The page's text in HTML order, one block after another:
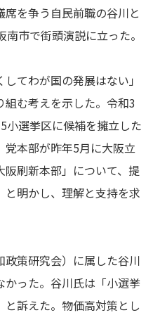
を争う自民前職の谷川と
市で街頭演説に立った。
てわが国の発展はない」
組む考えを示した。令和3
小選挙区に候補を擁立した
本部が昨年5月に大阪立
刷新本部」について、提
明かし、理解と支持を求
策研究会）に属した谷川
った。谷川氏は「小選挙
訴えた。物価高対策とし